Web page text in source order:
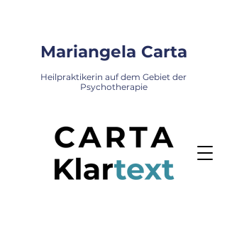
Mariangela Carta
Heilpraktikerin auf dem Gebiet der
Psychotherapie